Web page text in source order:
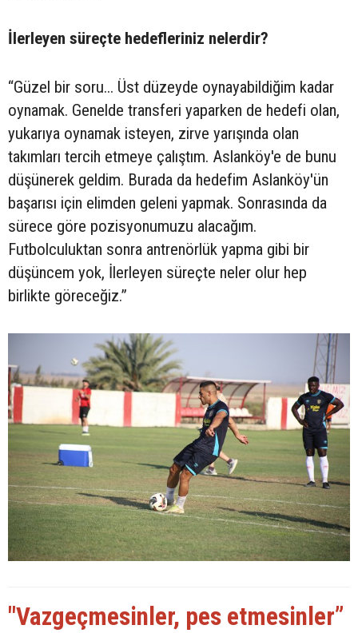
İlerleyen süreçte hedefleriniz nelerdir?
“Güzel bir soru... Üst düzeyde oynayabildiğim kadar
oynamak. Genelde transferi yaparken de hedefi olan,
yukarıya oynamak isteyen, zirve yarışında olan
takımları tercih etmeye çalıştım. Aslanköy'e de bunu
düşünerek geldim. Burada da hedefim Aslanköy'ün
başarısı için elimden geleni yapmak. Sonrasında da
sürece göre pozisyonumuzu alacağım.
Futbolculuktan sonra antrenörlük yapma gibi bir
düşüncem yok, İlerleyen süreçte neler olur hep
birlikte göreceğiz.”
"Vazgeçmesinler, pes etmesinler”